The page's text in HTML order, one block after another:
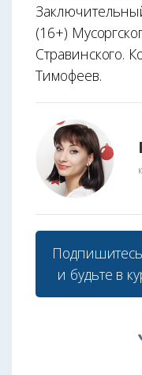
(16+)
Стравинского.
Тимофеев.
и будьте в